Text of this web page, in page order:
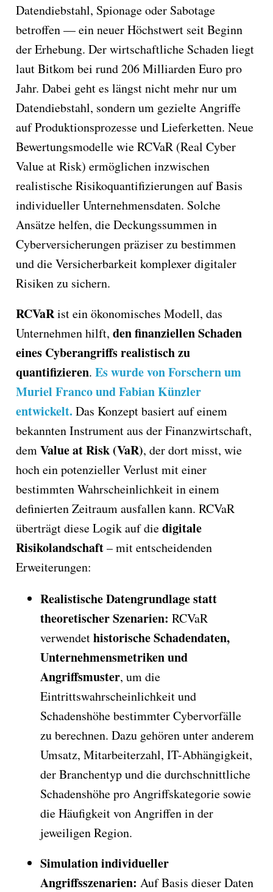
Datendiebstahl, Spionage oder Sabotage
betroffen — ein neuer Höchstwert seit Beginn
der Erhebung. Der wirtschaftliche Schaden liegt
laut Bitkom bei rund 206 Milliarden Euro pro
Jahr. Dabei geht es längst nicht mehr nur um
Datendiebstahl, sondern um gezielte Angriffe
auf Produktionsprozesse und Lieferketten. Neue
Bewertungsmodelle wie RCVaR (Real Cyber
Value at Risk) ermöglichen inzwischen
realistische Risikoquantifizierungen auf Basis
individueller Unternehmensdaten. Solche
Ansätze helfen, die Deckungssummen in
Cyberversicherungen präziser zu bestimmen
und die Versicherbarkeit komplexer digitaler
Risiken zu sichern.
RCVaRist ein ökonomisches Modell, das
Unternehmen hilft, den finanziellen Schaden
eines Cyberangriffs realistisch zu
quantifizieren. Es wurde von Forschern um
Muriel Franco und Fabian Künzler
entwickelt. Das Konzept basiert auf einem
bekannten Instrument aus der Finanzwirtschaft,
demValue at Risk (VaR), der dort misst, wie
hoch ein potenzieller Verlust mit einer
bestimmten Wahrscheinlichkeit in einem
definierten Zeitraum ausfallen kann. RCVaR
überträgt diese Logik auf diedigitale
Risikolandschaft– mit entscheidenden
Erweiterungen:
Realistische Datengrundlage statt
theoretischer Szenarien: RCVaR
verwendethistorische Schadendaten,
Unternehmensmetriken und
Angriffsmuster, um die
Eintrittswahrscheinlichkeit und
Schadenshöhe bestimmter Cybervorfälle
zu berechnen. Dazu gehören unter anderem
Umsatz, Mitarbeiterzahl, IT-Abhängigkeit,
der Branchentyp und die durchschnittliche
Schadenshöhe pro Angriffskategorie sowie
die Häufigkeit von Angriffen in der
jeweiligen Region.
Simulation individueller
Angriffsszenarien: Auf Basis dieser Daten